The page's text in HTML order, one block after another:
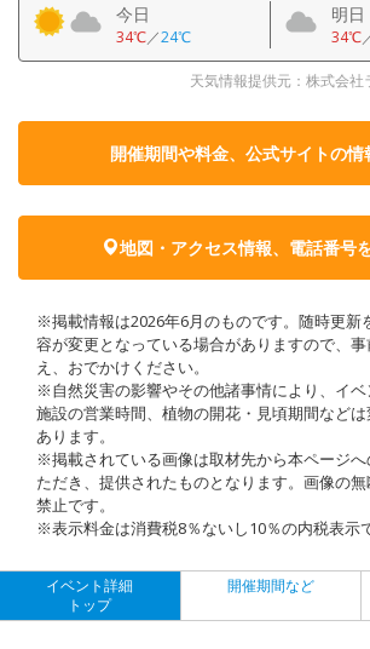
今日
34℃／24℃
明日
34℃
天気情報提供元：株式会
開催期間や料金、公式サイトの情
地図・アクセス情報、電話番号
※掲載情報は2026年6月のものです。随時更新
容が変更となっている場合がありますので、事
え、おでかけください。
※自然災害の影響やその他諸事情により、イベ
施設の営業時間、植物の開花・見頃期間など
あります。
※掲載されている画像は取材先から本ページ
ただき、提供されたものとなります。画像の
禁止です。
※表示料金は消費税8％ないし10％の内税表示で
イベント詳細
トップ
開催期間など